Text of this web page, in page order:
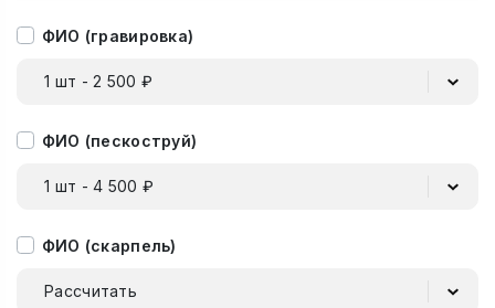
ФИО (гравировка)
1 шт - 2 500 ₽
ФИО (пескоструй)
1 шт - 4 500 ₽
ФИО (скарпель)
Рассчитать